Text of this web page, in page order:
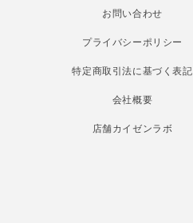
お問い合わせ
プライバシーポリシー
特定商取引法に基づく表記
会社概要
店舗カイゼンラボ